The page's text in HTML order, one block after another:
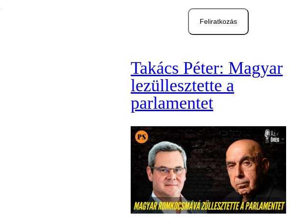
Feliratkozás
Takács Péter: Magyar
lezüllesztette a
parlamentet